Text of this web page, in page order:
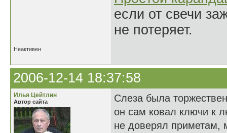
если от свечи
не потеряет.
Неактивен
2006-12-14 18:37:58
Илья Цейтлин
Автор сайта
Слеза была
он сам ковал ключи к
не доверял приметам,